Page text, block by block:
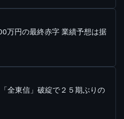
万円の最終赤字 業績予想は据
全東信」破綻で２５期ぶりの